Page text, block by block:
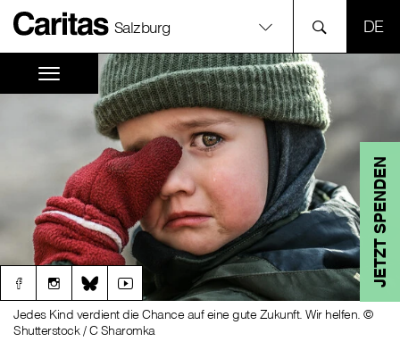
Salzburg
JETZT SPENDEN
Jedes Kind verdient die Chance auf eine gute Zukunft. Wir helfen. ©
Shutterstock / C Sharomka